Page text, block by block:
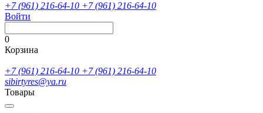
+7 (961) 216-64-10 +7 (961) 216-64-10
Войти
0
Корзина
+7 (961) 216-64-10 +7 (961) 216-64-10
sibirtyres@ya.ru
Товары